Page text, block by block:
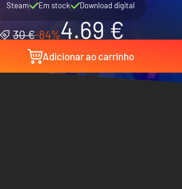
Steam Em stock Download digital
30 €-84%4.69 €
Adicionar ao carrinho